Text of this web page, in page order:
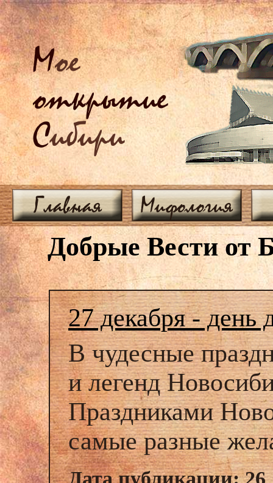
Мое
открытие
Сибири
Главная Мифология
Добрые Вести от
27 декабря - день
В чудесные
и легенд
Праздниками
самые разные
Дата публикации: 26